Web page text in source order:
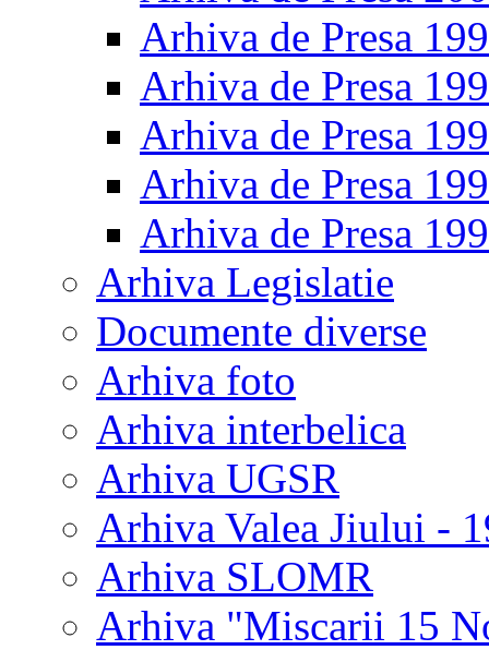
Arhiva de Presa
Arhiva de Presa
Arhiva de Presa
Arhiva de Presa
Arhiva de Presa
Arhiva Legislatie
Documente diverse
Arhiva foto
Arhiva interbelica
Arhiva UGSR
Arhiva Valea Jiului -
Arhiva SLOMR
Arhiva "Miscarii 15